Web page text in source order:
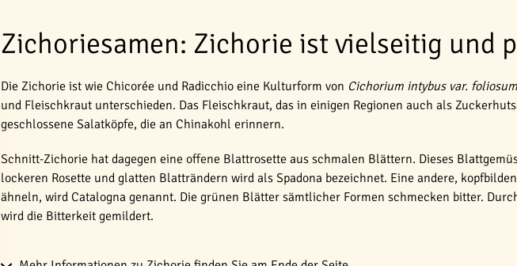
Zichoriesamen: Zichorie ist vielseitig und
Die Zichorie ist wie Chicorée und Radicchio eine Kulturform von Cichorium intybus var. foliosum
und Fleischkraut unterschieden. Das Fleischkraut, das in einigen Regionen auch als
geschlossene Salatköpfe, die an Chinakohl erinnern.
Schnitt-Zichorie hat dagegen eine offene Blattrosette aus schmalen Blättern. Dieses
lockeren Rosette und glatten Blatträndern wird als Spadona bezeichnet. Eine andere,
ähneln, wird Catalogna genannt. Die grünen Blätter sämtlicher Formen schmecken bitter.
wird die Bitterkeit gemildert.